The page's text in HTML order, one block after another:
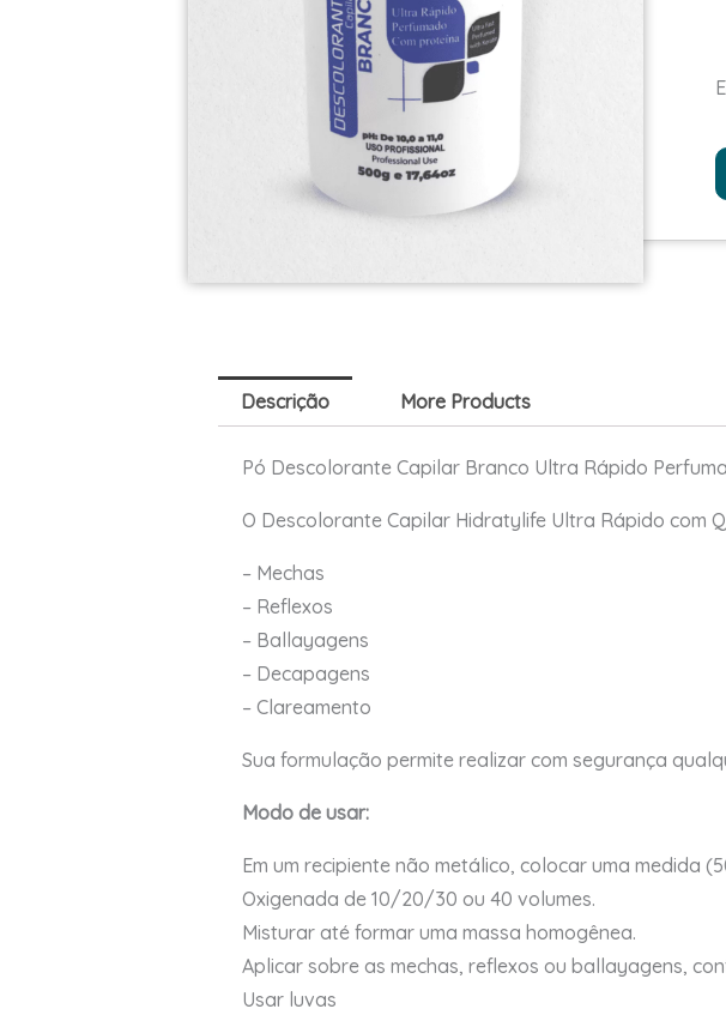
Descrição More Products
Pó Descolorante Capilar Branco Ultra Rápido
O Descolorante Capilar Hidratylife Ultra Rápido com
– Mechas
– Reflexos
– Ballayagens
– Decapagens
– Clareamento
Sua formulação permite realizar com segurança
Modo de usar:
Em um recipiente não metálico, colocar uma medida
Oxigenada de 10/20/30 ou 40 volumes.
Misturar até formar uma massa homogênea.
Aplicar sobre as mechas, reflexos ou ballayagens,
Usar luvas